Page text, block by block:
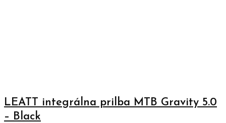
LEATT integrálna prilba MTB Gravity 5.0
– Black